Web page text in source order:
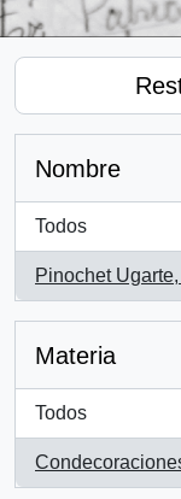
Nombre
Todos
Pinochet
, 1 resultados
Materia
Todos
, 1 resultados